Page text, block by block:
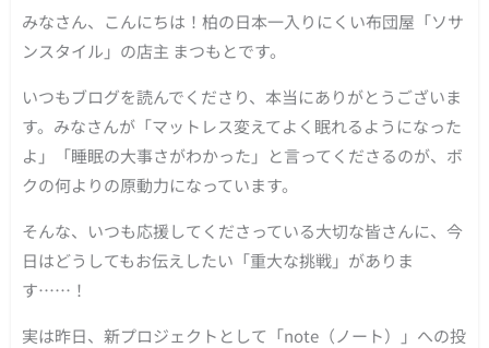
みなさん、こんにちは！柏の日本一入りにくい布団屋「ソサ
ンスタイル」の店主 まつもとです。
いつもブログを読んでくださり、本当にありがとうございま
す。みなさんが「マットレス変えてよく眠れるようになった
よ」「睡眠の大事さがわかった」と言ってくださるのが、ボ
クの何よりの原動力になっています。
そんな、いつも応援してくださっている大切な皆さんに、今
日はどうしてもお伝えしたい「重大な挑戦」がありま
す……！
実は昨日、新プロジェクトとして「note（ノート）」への投